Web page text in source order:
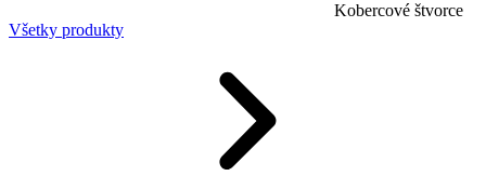
Kobercové štvorce
Všetky produkty